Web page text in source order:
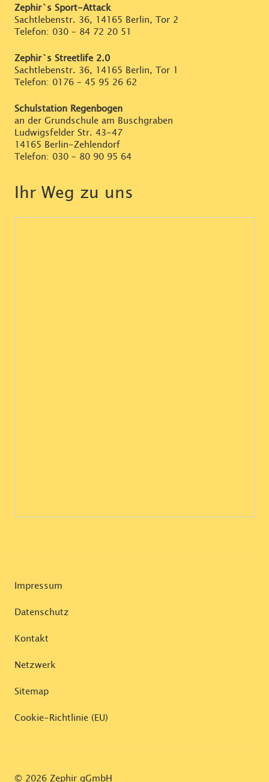
Zephir`s Sport-Attack
Sachtlebenstr. 36, 14165 Berlin, Tor 2
Telefon: 030 – 84 72 20 51
Zephir`s Streetlife 2.0
Sachtlebenstr. 36, 14165 Berlin, Tor 1
Telefon: 0176 – 45 95 26 62
Schulstation Regenbogen
an der Grundschule am Buschgraben
Ludwigsfelder Str. 43-47
14165 Berlin-Zehlendorf
Telefon: 030 – 80 90 95 64
Ihr Weg zu uns
Impressum
Datenschutz
Kontakt
Netzwerk
Sitemap
Cookie-Richtlinie (EU)
© 2026 Zephir gGmbH